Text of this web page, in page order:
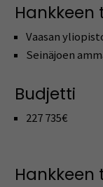
Vaasan
Seinäjoen
Budjetti
227 735€
Hankkeen